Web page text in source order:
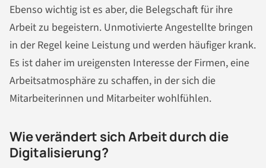
Ebenso wichtig ist es aber, die Belegschaft für ihre
Arbeit zu begeistern. Unmotivierte Angestellte bringen
in der Regel keine Leistung und werden häufiger krank.
Es ist daher im ureigensten Interesse der Firmen, eine
Arbeitsatmosphäre zu schaffen, in der sich die
Mitarbeiterinnen und Mitarbeiter wohlfühlen.
Wie verändert sich Arbeit durch die
Digitalisierung?